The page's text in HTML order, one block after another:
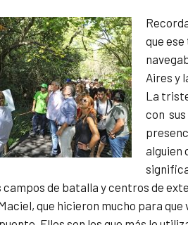
que
Aires y
La
con
alguien
campos de batalla y centros de
que hicieron mucho para